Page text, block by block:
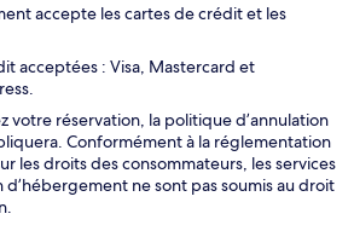
accepte les cartes de crédit et les
acceptées : Visa, Mastercard et
votre réservation, la politique d’annulation
Conformément à la réglementation
les droits des consommateurs, les services
d’hébergement ne sont pas soumis au droit